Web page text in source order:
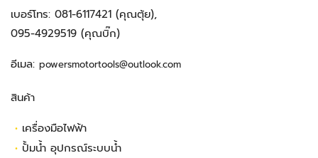
เบอร์โทร: 081-6117421 (คุณตุ้ย),
095-4929519 (คุณบิ๊ก)
อีเมล: powersmotortools@outlook.com
สินค้า
• เครื่องมือไฟฟ้า
• ปั้มน้ำ อุปกรณ์ระบบน้ำ